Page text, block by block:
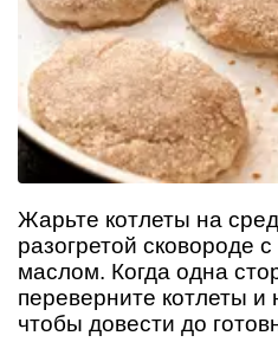
Жарьте котлеты на
разогретой сковороде
маслом. Когда одна
переверните котлеты и
чтобы довести до